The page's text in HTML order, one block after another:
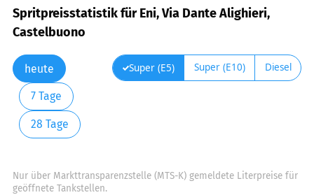
Spritpreisstatistik für Eni, Via Dante Alighieri,
Castelbuono
heute
7 Tage
28 Tage
Super (E5) Super (E10) Diesel
Nur über Markttransparenzstelle (MTS-K) gemeldete Literpreise für
geöffnete Tankstellen.